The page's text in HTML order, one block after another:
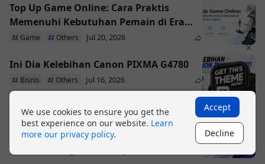
Top Up Game Online: Cara Praktis
Memenuhi Kebutuhan Pemain di Era
Digital
Game Others Jul 20, 2026
Ini Dia Kelebihan Canon PIXMA G4780
Bisnis Others Jul 16, 2026
Cara Memilih Hosting WooCommerce
agar Website Toko Online Tetap Cepat
×
We use cookies to ensure you get the
best experience on our website. Learn
more our privacy policy.
Accept
Decline